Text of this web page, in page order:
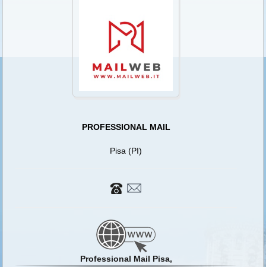
PROFESSIONAL MAIL
Pisa (PI)
Professional Mail Pisa,